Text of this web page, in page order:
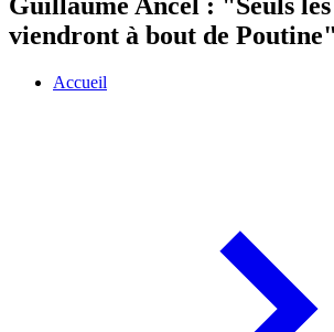
Guillaume Ancel : "Seuls les
viendront à bout de Poutine"
Accueil